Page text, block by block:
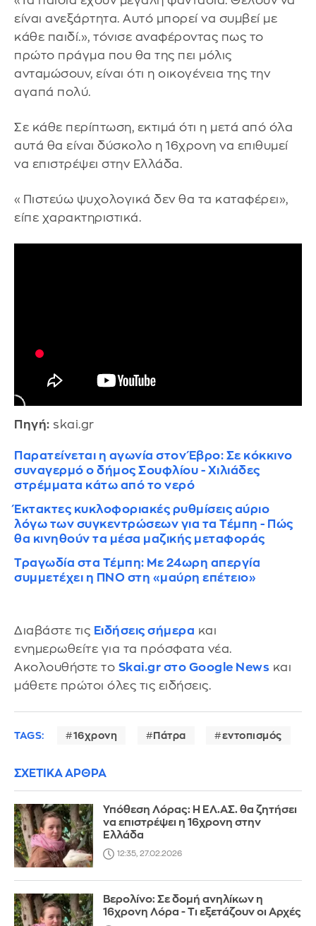
είναι ανεξάρτητα. Αυτό μπορεί να συμβεί με
κάθε παιδί.», τόνισε αναφέροντας πως το
πρώτο πράγμα που θα της πει μόλις
ανταμώσουν, είναι ότι η οικογένεια της την
αγαπά πολύ.
Σε κάθε περίπτωση, εκτιμά ότι η μετά από όλα
αυτά θα είναι δύσκολο η 16χρονη να επιθυμεί
να επιστρέψει στην Ελλάδα.
«Πιστεύω ψυχολογικά δεν θα τα καταφέρει»,
είπε χαρακτηριστικά.
Πηγή: skai.gr
Παρατείνεται η αγωνία στον Έβρο: Σε κόκκινο
συναγερμό ο δήμος Σουφλίου - Χιλιάδες
στρέμματα κάτω από το νερό
Έκτακτες κυκλοφοριακές ρυθμίσεις αύριο
λόγω των συγκεντρώσεων για τα Τέμπη - Πώς
θα κινηθούν τα μέσα μαζικής μεταφοράς
Τραγωδία στα Τέμπη: Με 24ωρη απεργία
συμμετέχει η ΠΝΟ στη «μαύρη επέτειο»
Διαβάστε τις Ειδήσεις σήμερα και
ενημερωθείτε για τα πρόσφατα νέα.
Ακολουθήστε το Skai.gr στο Google News και
μάθετε πρώτοι όλες τις ειδήσεις.
TAGS: 16χρονη Πάτρα εντοπισμός
ΣΧΕΤΙΚΑ ΑΡΘΡΑ
Υπόθεση Λόρας: Η ΕΛ.ΑΣ. θα ζητήσει
να επιστρέψει η 16χρονη στην
Ελλάδα
12:35, 27.02.2026
Βερολίνο: Σε δομή ανηλίκων η
16χρονη Λόρα - Τι εξετάζουν οι Αρχές